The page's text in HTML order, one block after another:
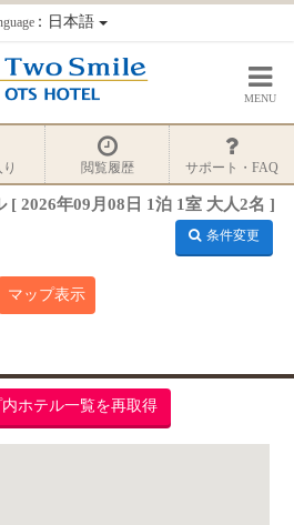
：日本語
MENU
閲覧履歴 サポート・FAQ
[ 2026年09月08日 1泊 1室 大人2名 ]
条件変更
マップ表示
ホテル一覧を再取得